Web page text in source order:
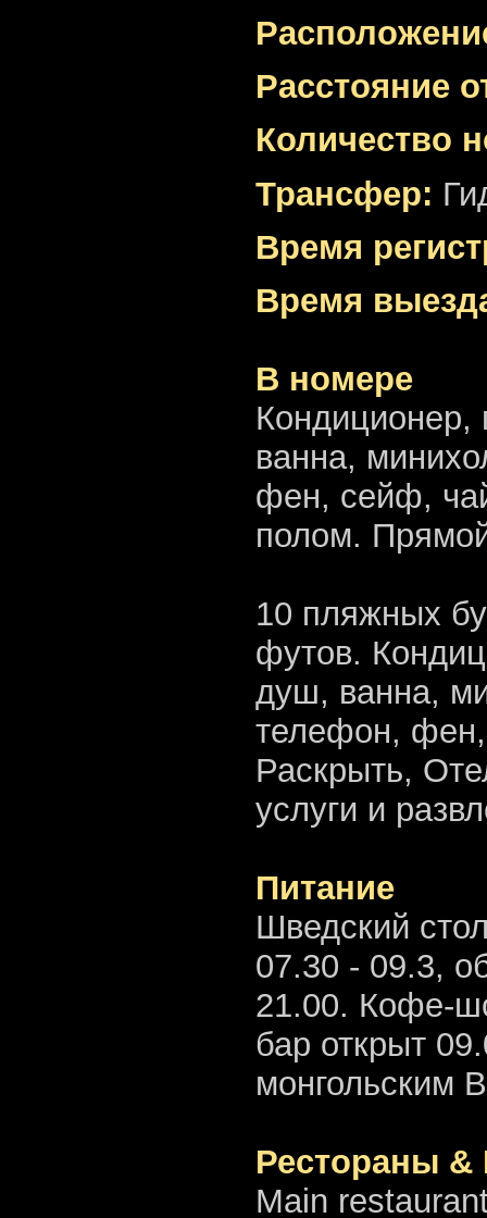
Расстояние
Количество
Трансфер:
Время
Время
В номере
Кондиционер,
ванна,
фен, сейф,
полом.
10 пляжных
футов.
душ, ванна,
телефон,
Раскрыть,
услуги и
Питание
Шведский
07.30 - 09.3,
21.00. Кофе-
бар открыт
монгольским
Рестораны
Main